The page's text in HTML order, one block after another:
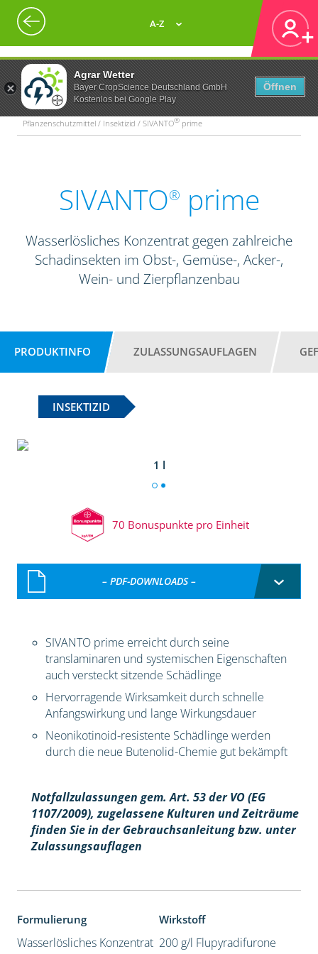
Agrar Wetter
Bayer CropScience Deutschland GmbH
Kostenlos bei Google Play
Öffnen
A-Z
Pflanzenschutzmittel / Insektizid / SIVANTO® prime
SIVANTO® prime
Wasserlösliches Konzentrat gegen zahlreiche
Schadinsekten im Obst-, Gemüse-, Acker-,
Wein- und Zierpflanzenbau
PRODUKTINFO ZULASSUNGSAUFLAGEN
INSEKTIZID
1 l
70 Bonuspunkte pro Einheit
– PDF-DOWNLOADS –
SIVANTO prime erreicht durch seine
translaminaren und systemischen Eigenschaften
auch versteckt sitzende Schädlinge
Hervorragende Wirksamkeit durch schnelle
Anfangswirkung und lange Wirkungsdauer
Neonikotinoid-resistente Schädlinge werden
durch die neue Butenolid-Chemie gut bekämpft
Notfallzulassungen gem. Art. 53 der VO (EG
1107/2009), zugelassene Kulturen und Zeiträume
finden Sie in der Gebrauchsanleitung bzw. unter
Zulassungsauflagen
Formulierung
Wasserlösliches Konzentrat
Wirkstoff
200 g/l Flupyradifurone